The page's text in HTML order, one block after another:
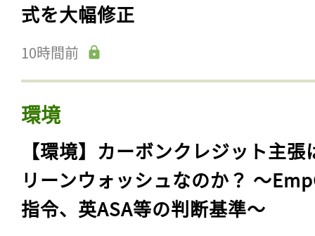
式を大幅修正
10時間前
環境
【環境】カーボンクレジット主張
リーンウォッシュなのか？ 〜
指令、英ASA等の判断基準〜